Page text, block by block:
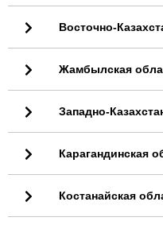
Восточно-
Жамбылская
Западно-
Карагандинская
Костанайская